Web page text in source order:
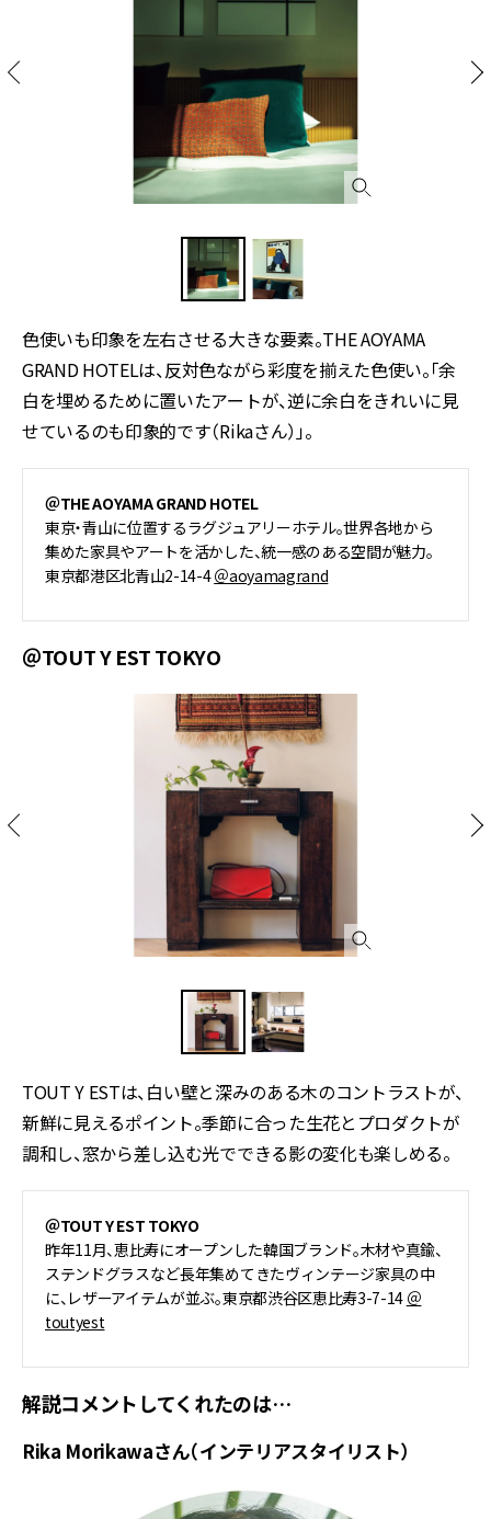
色使いも印象を左右させる大きな要素。THE AOYAMA
GRAND HOTELは、反対色ながら彩度を揃えた色使い。「余
白を埋めるために置いたアートが、逆に余白をきれいに見
せているのも印象的です（Rikaさん）」。
＠THE AOYAMA GRAND HOTEL
東京・青山に位置するラグジュアリーホテル。世界各地から
集めた家具やアートを活かした、統一感のある空間が魅力。
東京都港区北青山2-14-4＠aoyamagrand
＠TOUT Y EST TOKYO
TOUT Y ESTは、白い壁と深みのある木のコントラストが、
新鮮に見えるポイント。季節に合った生花とプロダクトが
調和し、窓から差し込む光でできる影の変化も楽しめる。
＠TOUT Y EST TOKYO
昨年11月、恵比寿にオープンした韓国ブランド。木材や真鍮、
ステンドグラスなど長年集めてきたヴィンテージ家具の中
に、レザーアイテムが並ぶ。東京都渋谷区恵比寿3-7-14 ＠
toutyest
解説コメントしてくれたのは…
Rika Morikawaさん（インテリアスタイリスト）